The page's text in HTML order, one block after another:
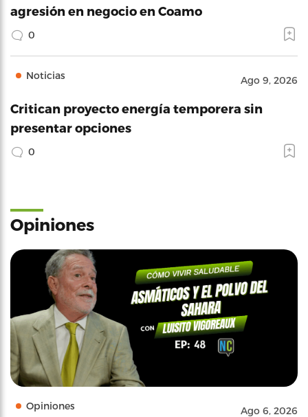
agresión en negocio en Coamo
0
Noticias Ago 9, 2026
Critican proyecto energía temporera sin
presentar opciones
0
Opiniones
Opiniones Ago 6, 2026